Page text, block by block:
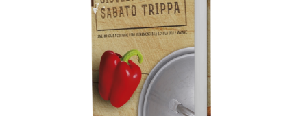
AGGIUNGI AL CARRELLO /